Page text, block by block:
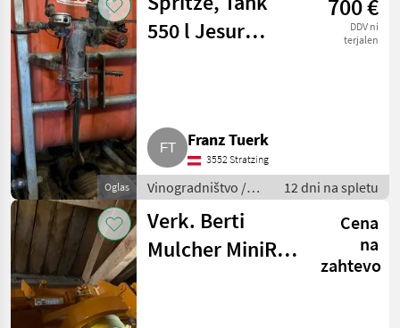
vinogradništvo
Oglas
550 l Jesur
700 €
DDV ni
terjalen
Franz Tuerk
3552 Stratzing
Vinogradništvo /
Drugi stroji za
vinogradništvo
12 dni na spletu
Verk. Berti
Mulcher MiniRev
Cena
na
zahtevo